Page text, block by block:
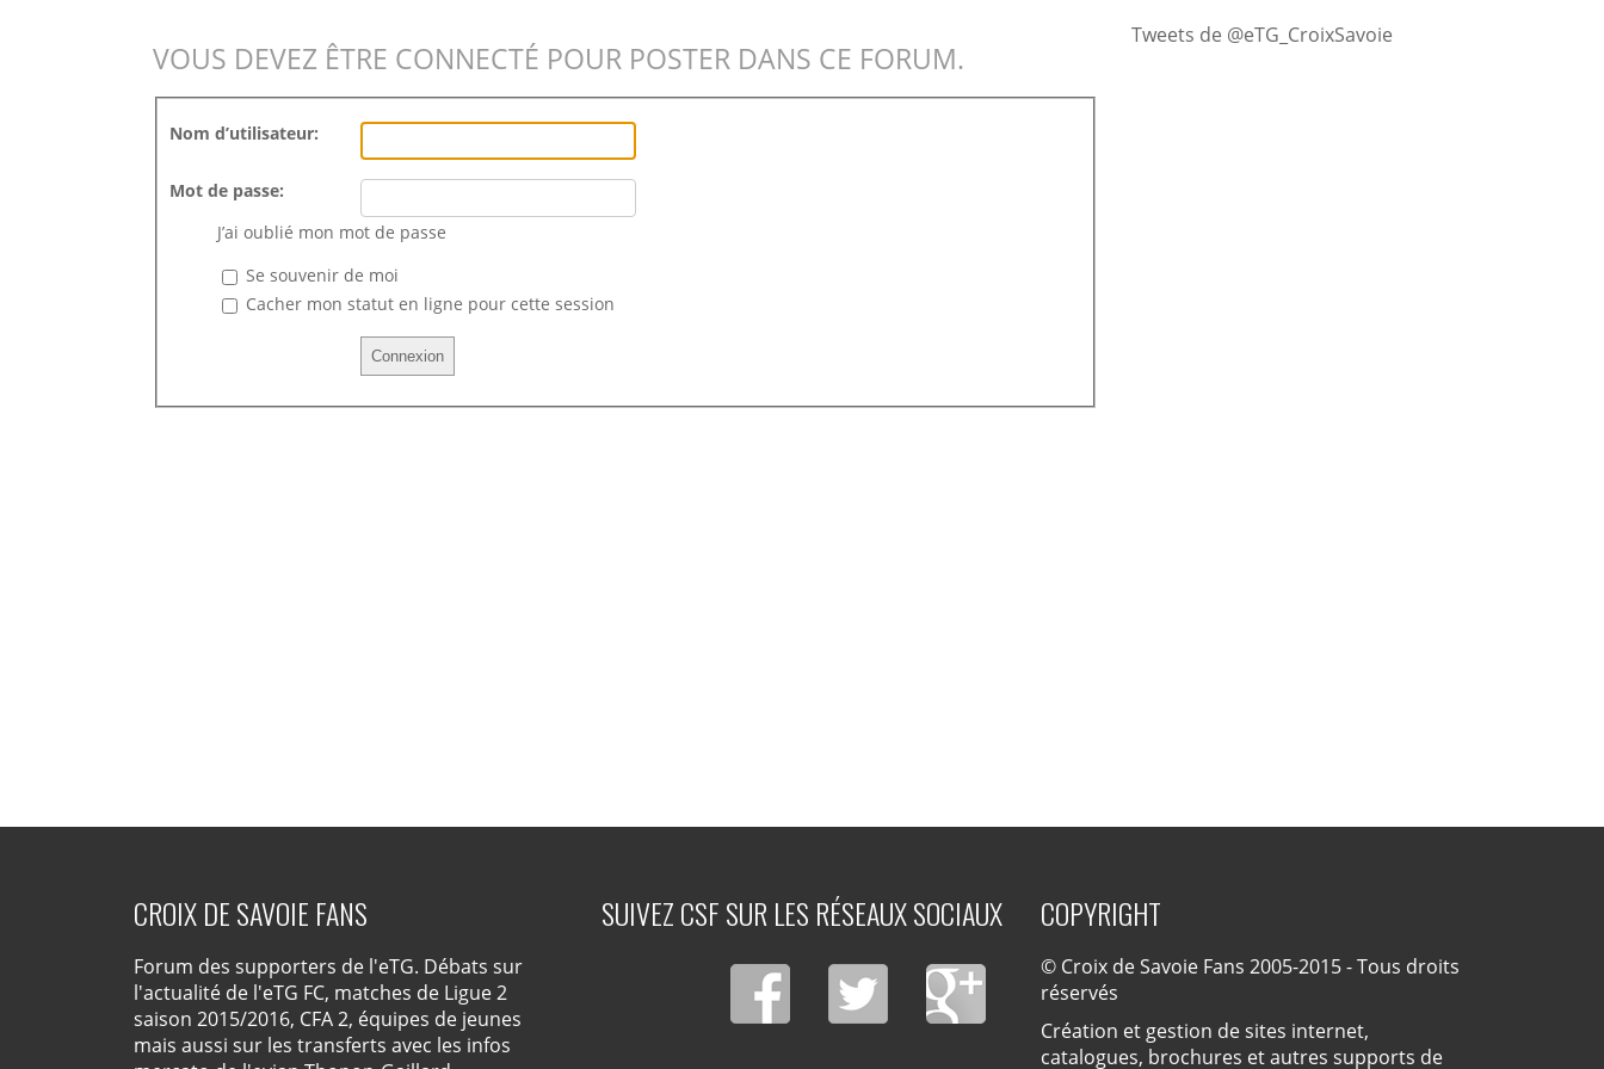
VOUS DEVEZ ÊTRE CONNECTÉ POUR POSTER DANS CE FORUM.
Nom d’utilisateur:
Mot de passe:
J’ai oublié mon mot de passe
Se souvenir de moi
Cacher mon statut en ligne pour cette session
Tweets de @eTG_CroixSavoie
CROIX DE SAVOIE FANS
Forum des supporters de l'eTG. Débats sur
l'actualité de l'eTG FC, matches de Ligue 2
saison 2015/2016, CFA 2, équipes de jeunes
mais aussi sur les transferts avec les infos
SUIVEZ CSF SUR LES RÉSEAUX SOCIAUX COPYRIGHT
© Croix de Savoie Fans 2005-2015 - Tous droits
réservés
Création et gestion de sites internet,
catalogues, brochures et autres supports de